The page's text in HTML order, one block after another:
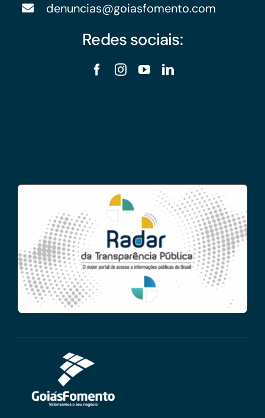
denuncias@goiasfomento.com
Redes sociais: